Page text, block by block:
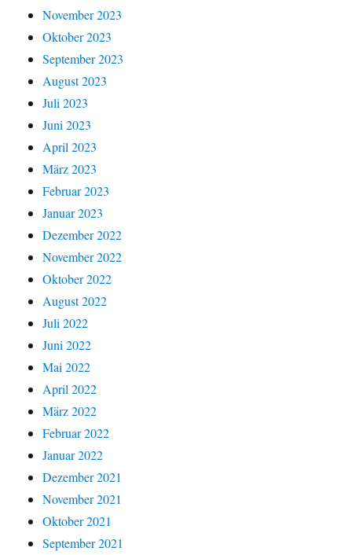
November 2023
Oktober 2023
September 2023
August 2023
Juli 2023
Juni 2023
April 2023
März 2023
Februar 2023
Januar 2023
Dezember 2022
November 2022
Oktober 2022
August 2022
Juli 2022
Juni 2022
Mai 2022
April 2022
März 2022
Februar 2022
Januar 2022
Dezember 2021
November 2021
Oktober 2021
September 2021